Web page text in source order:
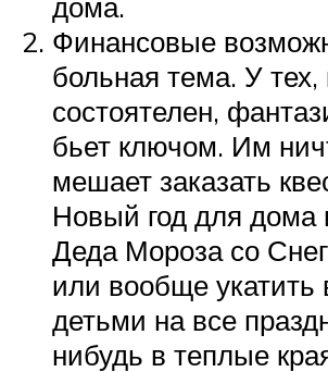
Финансовые
больная тема. У тех,
состоятелен,
бьет ключом. Им
мешает заказать
Новый год для дома
Деда Мороза со
или вообще укатить
детьми на все
нибудь в теплые